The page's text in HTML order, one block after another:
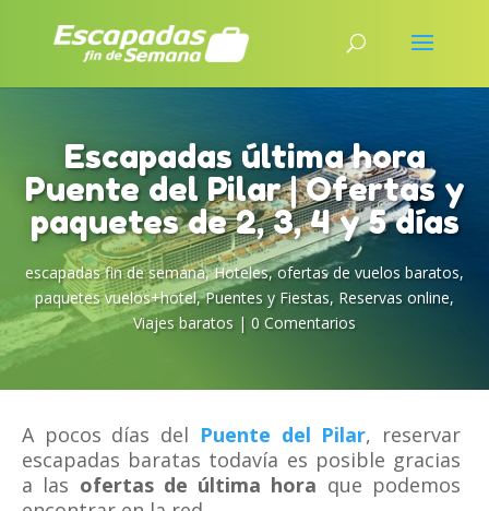
Escapadas última hora
Puente del Pilar | Ofertas y
paquetes de 2, 3, 4 y 5 días
escapadas fin de semana,Hoteles,ofertas de vuelos baratos,
paquetes vuelos+hotel,Puentes y Fiestas, Reservas online,
Viajes baratos | 0 Comentarios
A pocos días del Puente del Pilar, reservar
escapadas baratas todavía es posible gracias
a las ofertas de última hora que podemos